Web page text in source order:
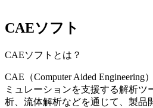
CAEソフト
CAEソフト とは？
CAE（Computer Aided
ミュレーションを支援する解析ツ
析、流体解析などを通じて、製品